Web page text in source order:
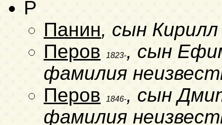
P
Панин, сын Кирилл
Перов
1823-, сын
фамилия
Перов
1846-, сын
фамилия